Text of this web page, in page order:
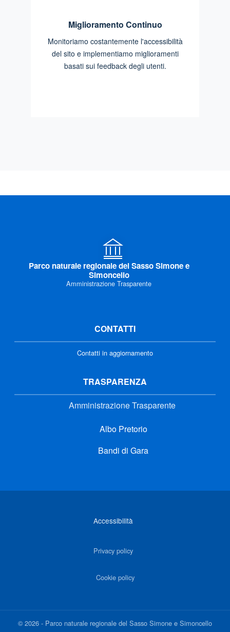
Miglioramento Continuo
Monitoriamo costantemente l'accessibilità
del sito e implementiamo miglioramenti
basati sui feedback degli utenti.
Parco naturale regionale del Sasso Simone e
Simoncello
Amministrazione Trasparente
CONTATTI
Contatti in aggiornamento
TRASPARENZA
Amministrazione Trasparente
Albo Pretorio
Bandi di Gara
Accessibilità
Privacy policy
Cookie policy
©2026 - Parco naturale regionale del Sasso Simone e Simoncello